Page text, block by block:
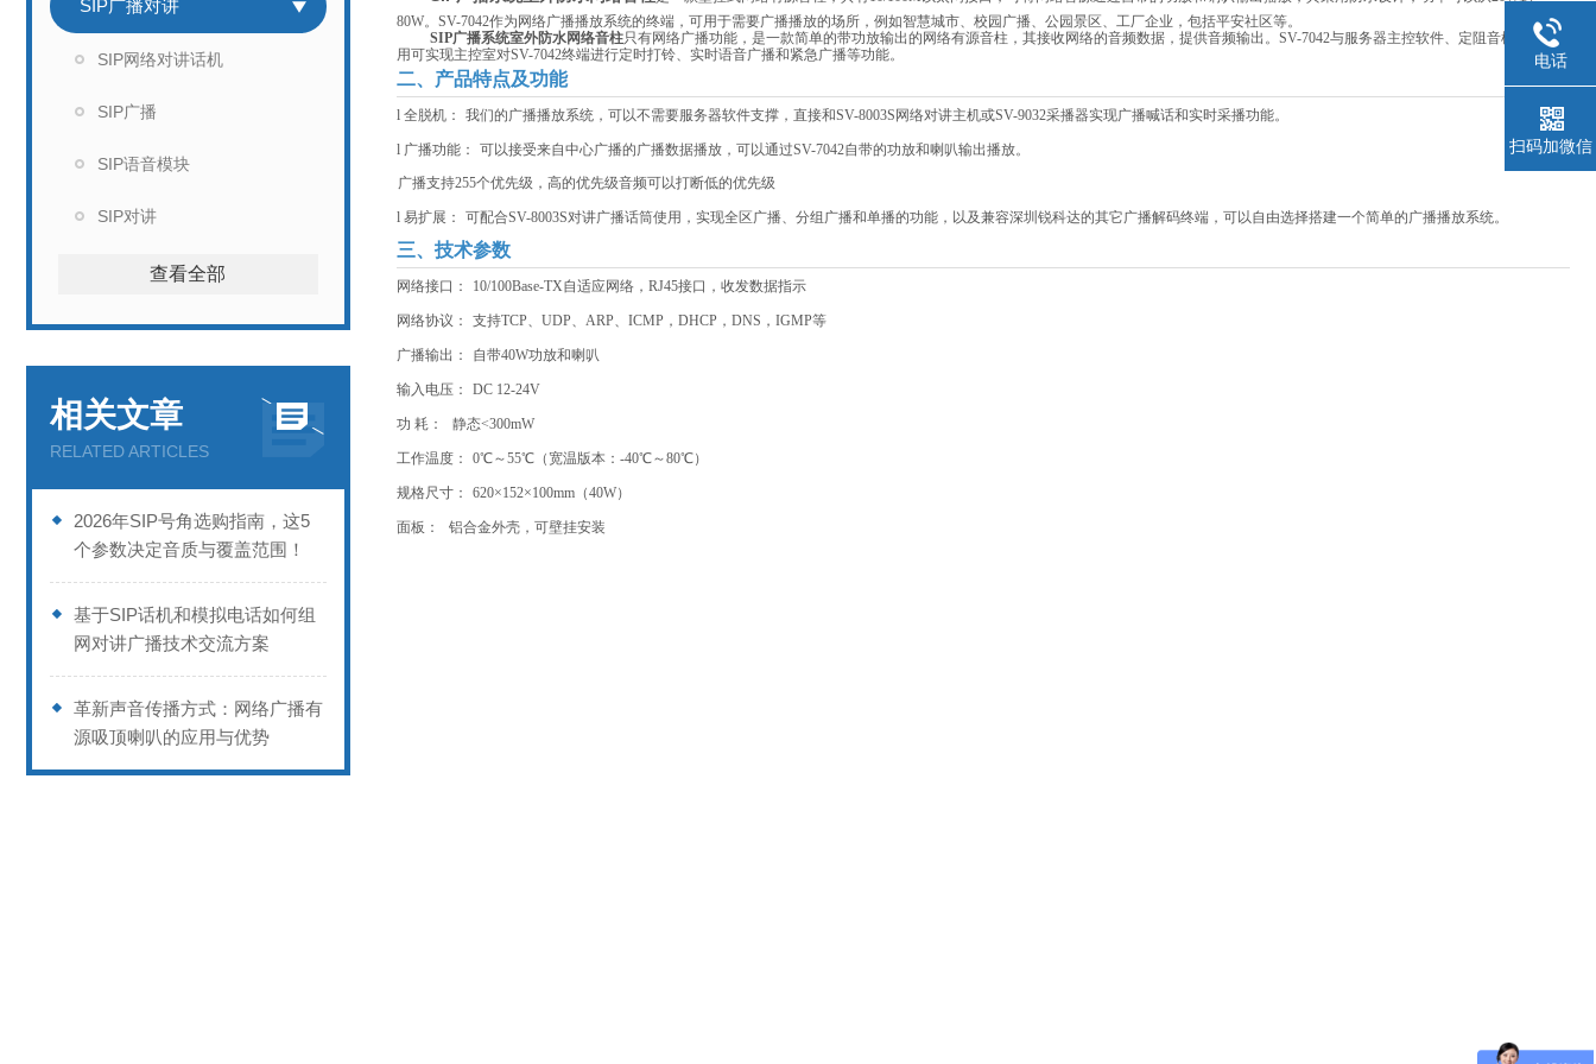
SIP广播对讲
SIP网络对讲话机
SIP广播
SIP语音模块
SIP对讲
查看全部
相关文章
RELATED ARTICLES
2026年SIP号角选购指南，这5
个参数决定音质与覆盖范围！
基于SIP话机和模拟电话如何组
网对讲广播技术交流方案
革新声音传播方式：网络广播有
源吸顶喇叭的应用与优势
80W。SV-7042作为网络广播播放系统的终端，可用于需要广播播放的场所，例如智慧城市、校园广播、公园景区、工厂企业，包括平安社区等。
SIP广播系统室外防水网络音柱只有网络广播功能，是一款简单的带功放输出的网络有源音柱，其接收网络的音频数据，提供音频输出。SV-7042与服务器主控软件、定阻音柱配套使
用可实现主控室对SV-7042终端进行定时打铃、实时语音广播和紧急广播等功能。
二、产品特点及功能
l 全脱机： 我们的广播播放系统，可以不需要服务器软件支撑，直接和SV-8003S网络对讲主机或SV-9032采播器实现广播喊话和实时采播功能。
l 广播功能：
可以接受来自中心广播的广播数据播放，可以通过SV-7042自带的功放和喇叭输出播放。
广播支持255个优先级，高的优先级音频可以打断低的优先级
l 易扩展： 可配合SV-8003S对讲广播话筒使用，实现全区广播、分组广播和单播的功能，以及兼容深圳锐科达的其它广播解码终端，可以自由选择搭建一个简单的广播播放系统。
三、技术参数
网络接口： 10/100Base-TX自适应网络，RJ45接口，收发数据指示
网络协议： 支持TCP、UDP、ARP、ICMP，DHCP，DNS，IGMP等
广播输出： 自带40W功放和喇叭
输入电压： DC 12-24V
功 耗： 静态<300mW
工作温度： 0℃～55℃（宽温版本：-40℃～80℃）
规格尺寸： 620×152×100mm（40W）
面板： 铝合金外壳，可壁挂安装
电话
扫码加微信